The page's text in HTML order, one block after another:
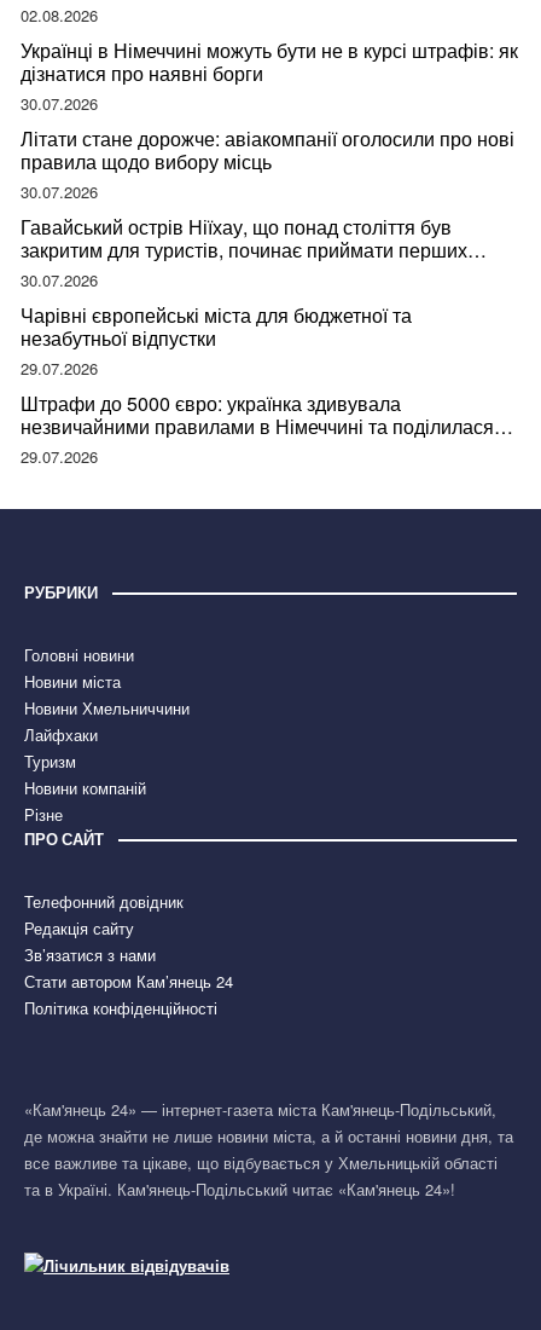
02.08.2026
Українці в Німеччині можуть бути не в курсі штрафів: як
дізнатися про наявні борги
30.07.2026
Літати стане дорожче: авіакомпанії оголосили про нові
правила щодо вибору місць
30.07.2026
Гавайський острів Ніїхау, що понад століття був
закритим для туристів, починає приймати перших
відвідувачів
30.07.2026
Чарівні європейські міста для бюджетної та
незабутньої відпустки
29.07.2026
Штрафи до 5000 євро: українка здивувала
незвичайними правилами в Німеччині та поділилася
правдою
29.07.2026
РУБРИКИ
Головні новини
Новини міста
Новини Хмельниччини
Лайфхаки
Туризм
Новини компаній
Різне
ПРО САЙТ
Телефонний довідник
Редакція сайту
Зв’язатися з нами
Стати автором Кам’янець 24
Політика конфіденційності
«Кам'янець 24» — інтернет-газета міста Кам'янець-Подільський,
де можна знайти не лише новини міста, а й останні новини дня, та
все важливе та цікаве, що відбувається у Хмельницькій області
та в Україні. Кам'янець-Подільський читає «Кам'янець 24»!